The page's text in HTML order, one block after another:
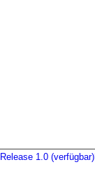
Release 1.0 (verfügbar)